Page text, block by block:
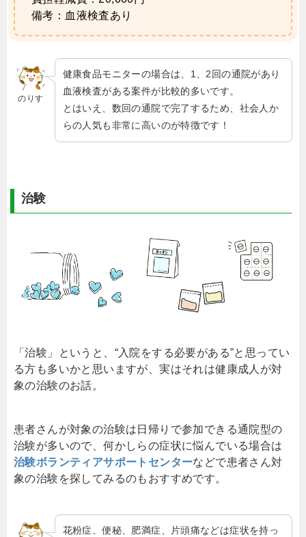
備考：血液検査あり
のりす
健康食品モニターの場合は、1、2回の通院があり
血液検査がある案件が比較的多いです。
とはいえ、数回の通院で完了するため、社会人か
らの人気も非常に高いのが特徴です！
治験
「治験」というと、“入院をする必要がある”と思ってい
る方も多いかと思いますが、実はそれは健康成人が対
象の治験のお話。
患者さんが対象の治験は日帰りで参加できる通院型の
治験が多いので、何かしらの症状に悩んでいる場合は
治験ボランティアサポートセンターなどで患者さん対
象の治験を探してみるのもおすすめです。
花粉症、便秘、肥満症、片頭痛などは症状を持っ